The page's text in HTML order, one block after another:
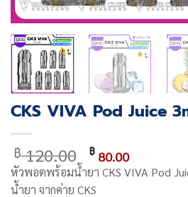
CKS VIVA Pod Juice
฿120.00 Original
price
was:
฿80.00Current
price
หัวพอตพร้อมน้ำยา CKS VIVA Pod
น้ำยา จากค่าย CKS